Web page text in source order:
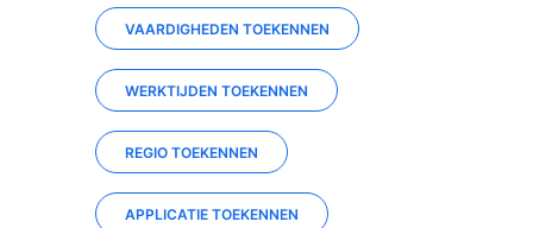
VAARDIGHEDEN TOEKENNEN
WERKTIJDEN TOEKENNEN
REGIO TOEKENNEN
APPLICATIE TOEKENNEN